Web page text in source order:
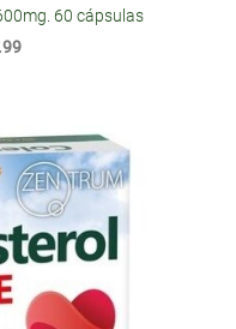
60 cápsulas